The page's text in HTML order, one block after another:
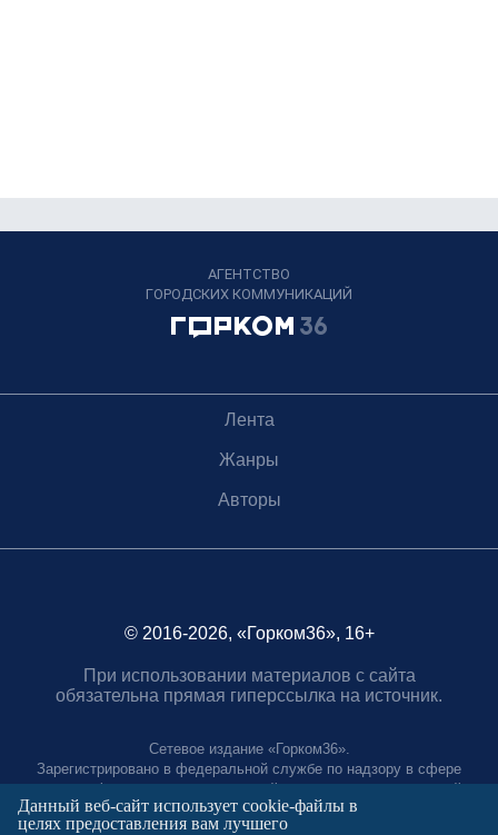
АГЕНТСТВО
ГОРОДСКИХ КОММУНИКАЦИЙ
Лента
Жанры
Авторы
© 2016-2026, «Горком36», 16+
При использовании материалов с сайта
обязательна прямая гиперссылка на источник.
Сетевое издание «Горком36».
Зарегистрировано в федеральной службе по надзору в сфере
связи, информационных технологий и массовых коммуникаций.
Регистрационный номер ЭЛ № ФС77-88966 от 21 января 2025 г.
Учредитель: Муниципальное автономное учреждение "Агентство
Данный веб-сайт использует cookie-файлы в
целях предоставления вам лучшего